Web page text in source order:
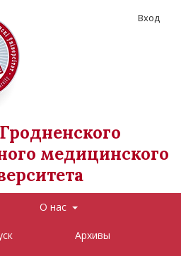
медицинского
О нас
Архивы
Вход